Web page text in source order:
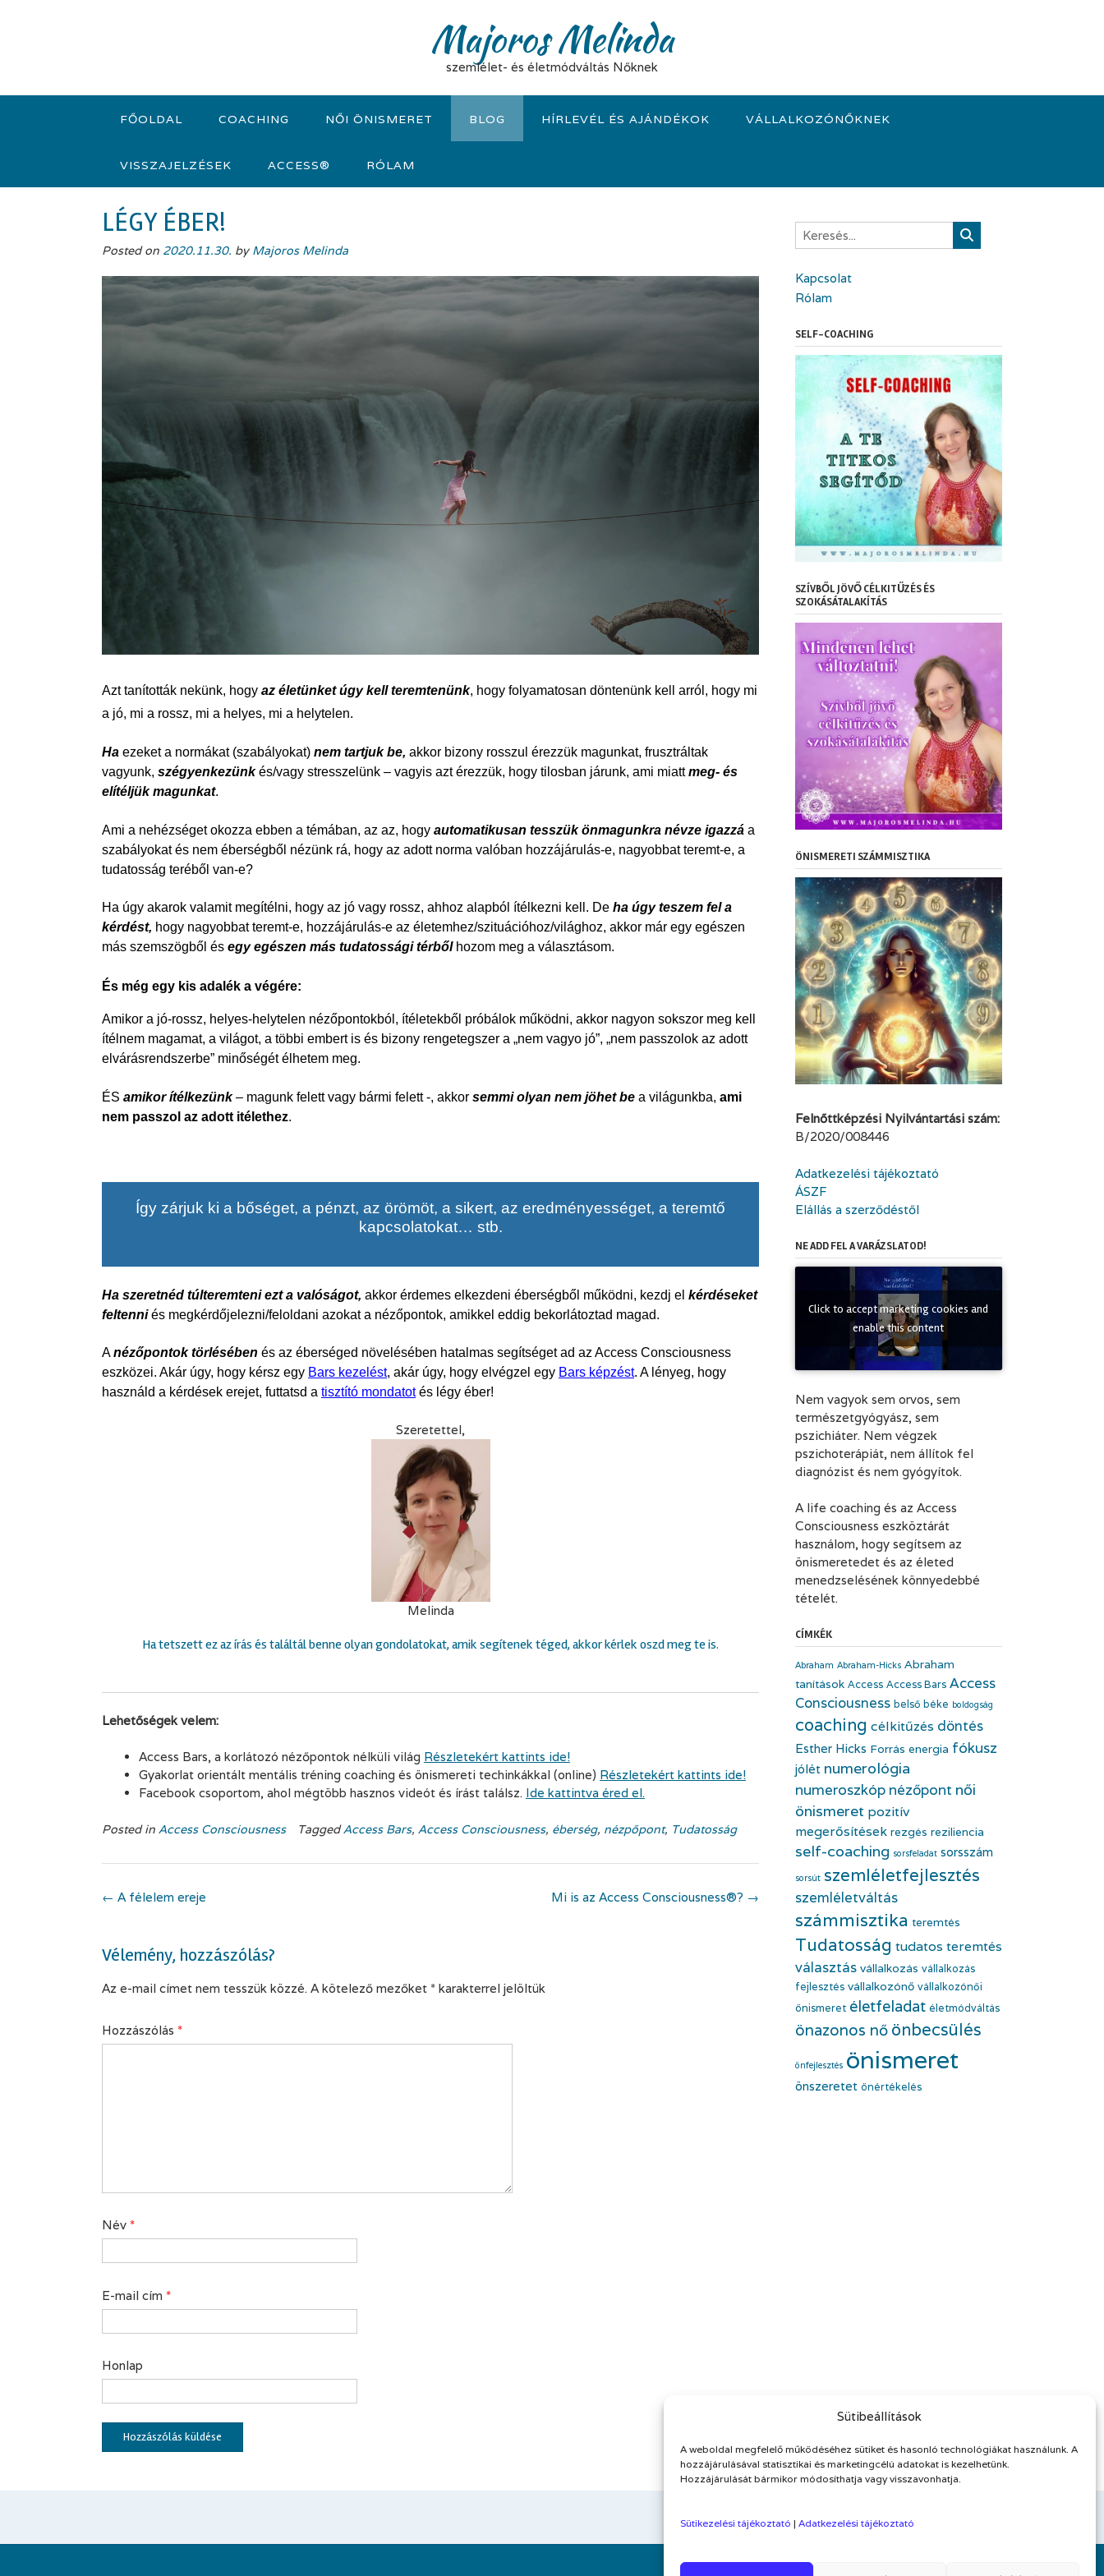
Sütibeállítások
A weboldal megfelelő működéséhez sütiket és hasonló technológiákat használunk. A
hozzájárulásával statisztikai és marketingcélú adatokat is kezelhetünk.
Hozzájárulását bármikor módosíthatja vagy visszavonhatja.
Sütikezelési tájékoztató | Adatkezelési tájékoztató
Majoros Melinda
szemlélet- és életmódváltás Nőknek
FŐOLDAL COACHING NŐI ÖNISMERET BLOG HÍRLEVÉL ÉS AJÁNDÉKOK VÁLLALKOZÓNŐKNEK
VISSZAJELZÉSEK ACCESS® RÓLAM
LÉGY ÉBER!
Posted on 2020.11.30. by Majoros Melinda
Azt tanították nekünk, hogy az életünket úgy kell teremtenünk, hogy folyamatosan döntenünk kell arról, hogy mi
a jó, mi a rossz, mi a helyes, mi a helytelen.
Ha ezeket a normákat (szabályokat) nem tartjuk be, akkor bizony rosszul érezzük magunkat, frusztráltak
vagyunk, szégyenkezünkés/vagy stresszelünk – vagyis azt érezzük, hogy tilosban járunk, ami miattmeg- és
elítéljük magunkat​.
Ami a nehézséget okozza ebben a témában, az az, hogy automatikusan tesszük önmagunkra névze igazzá a
szabályokat és nem éberségből nézünk rá, hogy az adott norma valóban hozzájárulás-e, nagyobbat teremt-e, a
tudatosság teréből van-e?
Ha úgy akarok valamit megítélni, hogy az jó vagy rossz, ahhoz alapból ítélkezni kell. De ha úgy teszem fel a
kérdést, hogy nagyobbat teremt-e, hozzájárulás-e az életemhez/szituációhoz/világhoz, akkor már egy egészen
más szemszögből és egy egészen más tudatossági térből hozom meg a választásom.
És még egy kis adalék a végére:
Amikor a jó-rossz, helyes-helytelen nézőpontokból, ítéletekből próbálok működni, akkor nagyon sokszor meg kell
ítélnem magamat, a világot, a többi embert is és bizony rengetegszer a „nem vagyo jó”, „nem passzolok az adott
elvárásrendszerbe” minőségét élhetem meg.
ÉS amikor ítélkezünk– magunk felett vagy bármi felett -, akkor semmi olyan nem jöhet be a világunkba, ami
nem passzol az adott itélethez.
Így zárjuk ki a bőséget, a pénzt, az örömöt, a sikert, az eredményességet, a teremtő
kapcsolatokat… stb.
Ha szeretnéd túlteremteni ezt a valóságot, akkor érdemes elkezdeni éberségből működni, kezdj el kérdéseket
feltenniés megkérdőjelezni/feloldani azokat a nézőpontok, amikkel eddig bekorlátoztad magad​​.
Anézőpontok törlésében és az éberséged növelésében hatalmas segítséget ad az Access Consciousness
eszközei. Akár úgy, hogy kérsz egy Bars kezelést, akár úgy, hogy elvégzel egy Bars képzést. A lényeg, hogy
használd a kérdések erejet, futtatsd a tisztító mondatotés légy éber!
Szeretettel,
Melinda
Ha tetszett ez az írás és találtál benne olyan gondolatokat, amik segítenek téged, akkor kérlek oszd meg te is.
Lehetőségek velem:
Access Bars, a korlátozó nézőpontok nélküli világ Részletekért kattints ide!
Gyakorlat orientált mentális tréning coaching és önismereti techinkákkal (online) Részletekért kattints ide!
Facebook csoportom, ahol mégtöbb hasznos videót és írást találsz. Ide kattintva éred el.
Posted in Access Consciousness TaggedAccess Bars, Access Consciousness, éberség, nézpőpont, Tudatosság
Post
Mi is az Access Consciousness®? →
← A félelem ereje
Vélemény, hozzászólás?
Az e-mail címet nem tesszük közzé. A kötelező mezőket * karakterrel jelöltük
Hozzászólás *
Név *
E-mail cím *
Honlap
Kapcsolat
Rólam
SELF-COACHING
SZÍVBŐL JÖVŐ CÉLKITŰZÉS ÉS
SZOKÁSÁTALAKÍTÁS
ÖNISMERETI SZÁMMISZTIKA
Felnőttképzési Nyilvántartási szám:
B/2020/008446
Adatkezelési tájékoztató
ÁSZF
Elállás a szerződéstől
NE ADD FEL A VARÁZSLATOD!
Click to accept marketing cookies and
enable this content
Nem vagyok sem orvos, sem
természetgyógyász, sem
pszichiáter. Nem végzek
pszichoterápiát, nem állítok fel
diagnózist és nem gyógyítok.
A life coaching és az Access
Consciousness eszköztárát
használom, hogy segítsem az
önismeretedet és az életed
menedzselésének könnyedebbé
tételét.
CÍMKÉK
Abraham Abraham-Hicks Abraham
tanítások Access Access Bars Access
Consciousness belső béke boldogság
coaching célkitűzés döntés
Esther Hicks Forrás energia fókusz
jólét numerológia
numeroszkóp nézőpont női
önismeret pozitív
megerősítések rezgés reziliencia
self-coaching sorsfeladat sorsszám
sorsút szemléletfejlesztés
szemléletváltás
számmisztika teremtés
Tudatosság tudatos teremtés
választás vállalkozás vállalkozás
fejlesztés vállalkozónő vállalkozónői
önismeret életfeladat életmódváltás
önazonos nő önbecsülés
önfejlesztés önismeret
önszeretet önértékelés